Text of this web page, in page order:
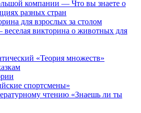
компании — Что вы знаете о
разных стран
для взрослых за столом
викторина о животных для
«Теория множеств»
спортсмены»
чтению «Знаешь ли ты